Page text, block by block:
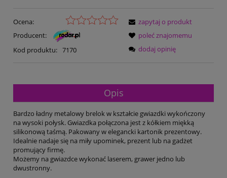
Ocena:
Producent:
Kod produktu: 7170
zapytaj o produkt
poleć znajomemu
dodaj opinię
Opis
Bardzo ładny metalowy brelok w kształcie gwiazdki wykończony
na wysoki połysk. Gwiazdka połączona jest z kółkiem miękką
silikonową taśmą. Pakowany w elegancki kartonik prezentowy.
Idealnie nadaje się na miły upominek, prezent lub na gadżet
promujący firmę.
Możemy na gwiazdce wykonać laserem, grawer jedno lub
dwustronny.